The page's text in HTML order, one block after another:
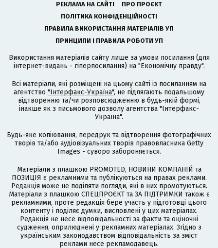
РЕКЛАМА НА САЙТІ
ПРО ПРОЄКТ
ПОЛІТИКА КОНФІДЕНЦІЙНОСТІ
ПРАВИЛА ВИКОРИСТАННЯ МАТЕРІАЛІВ УП
ПРИНЦИПИ І ПРАВИЛА РОБОТИ УП
Використання матеріалів сайту лише за умови посилання (для
інтернет-видань - гіперпосилання) на "Економічну правду".
Всі матеріали, які розміщені на цьому сайті із посиланням на
агентство "Інтерфакс-Україна", не підлягають подальшому
відтворенню та/чи розповсюдженню в будь-якій формі,
інакше як з письмового дозволу агентства "Інтерфакс-
Україна".
Будь-яке копіювання, передрук та відтворення фотографічних
творів та/або аудіовізуальних творів правовласника Getty
Images - суворо забороняється.
Матеріали з плашкою PROMOTED, НОВИНИ КОМПАНІЙ та
ПОЗИЦІЯ є рекламними та публікуються на правах реклами.
Редакція може не поділяти погляди, які в них промотуються.
Матеріали з плашкою СПЕЦПРОЄКТ та ЗА ПІДТРИМКИ також є
рекламними, проте редакція бере участь у підготовці цього
контенту і поділяє думки, висловлені у цих матеріалах.
Редакція не несе відповідальності за факти та оціночні
судження, оприлюднені у рекламних матеріалах. Згідно з
українським законодавством відповідальність за зміст
реклами несе рекламодавець.